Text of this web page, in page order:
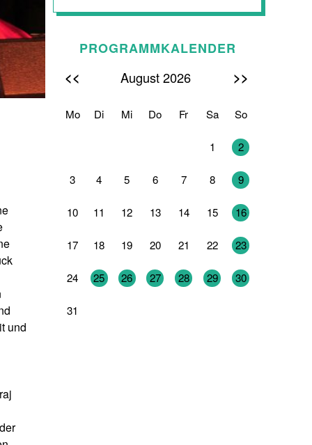
und
PROGRAMMKALENDER
<< August 2026 >>
Mo Di Mi Do Fr Sa So
1 2
3 4 5 6 7 8 9
10 11 12 13 14 15 16
17 18 19 20 21 22 23
24 25 26 27 28 29 30
31